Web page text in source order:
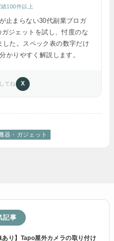
100件以上
止まらない30代副業ブロガ
ジェットを試し、忖度のな
た。スペック表の数字だけ
かりやすく解説します。
てね X
器・ガジェット
記事
あり】Tapo屋外カメラの取り付け